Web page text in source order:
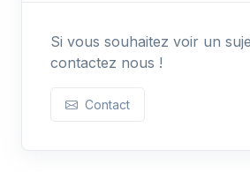
Si vous souhaitez voir un
contactez nous !
Contact